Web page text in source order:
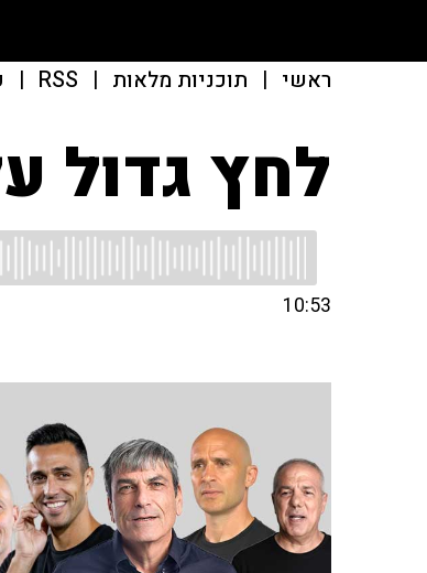
ראשי | תוכניות מלאות |
RSS
|
לחץ גדול
10:53